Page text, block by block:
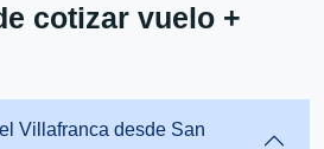
cotizar vuelo +
Villafranca desde San